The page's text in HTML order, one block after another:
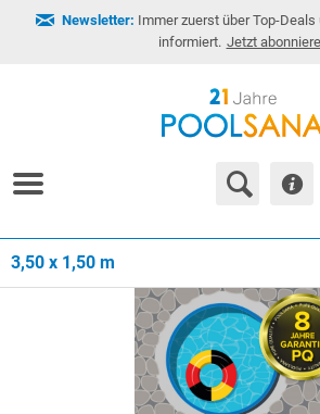
Newsletter: Immer zuerst über Top-
informiert. Jetzt
3,50 x 1,50 m